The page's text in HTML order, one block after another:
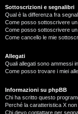
Sottoscrizioni e segnalibri
Qual è la differenza fra
Come posso sottoscrivere
Come posso sottoscrivere
Come cancello le mie
Allegati
Quali allegati sono ammessi
Come posso trovare i miei
Informazioni su phpBB
Chi ha scritto questo
Perché la caratteristica X
Chi devo contattare per